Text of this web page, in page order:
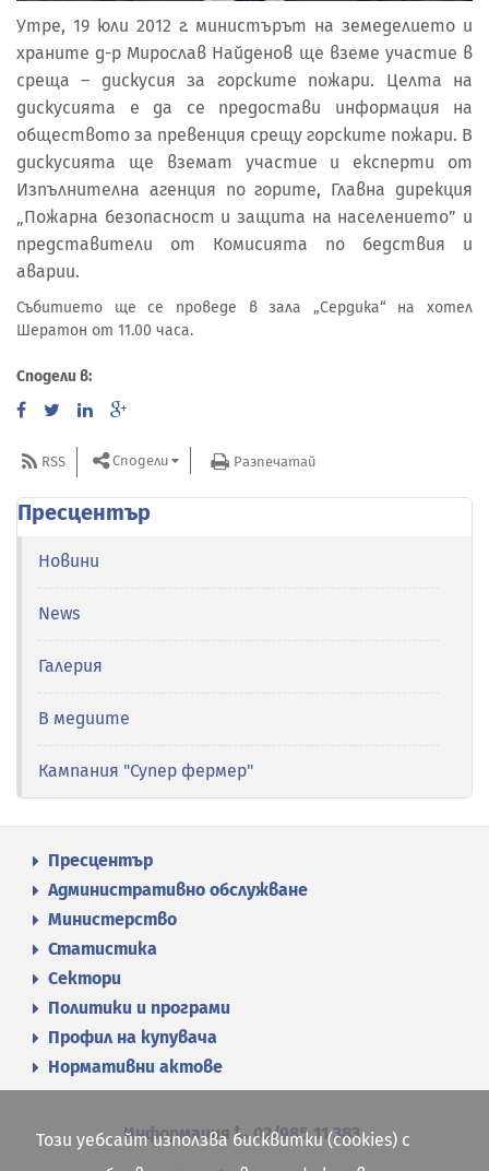
Утре, 19 юли 2012 г. министърът на земеделието и
храните д-р Мирослав Найденов ще вземе участие в
среща – дискусия за горските пожари. Целта на
дискусията е да се предостави информация на
обществото за превенция срещу горските пожари. В
дискусията ще вземат участие и експерти от
Изпълнителна агенция по горите, Главна дирекция
„Пожарна безопасност и защита на населението” и
представители от Комисията по бедствия и
аварии.
Събитието ще се проведе в зала „Сердика“ на хотел
Шератон от 11.00 часа.
Сподели в:
RSS Сподели Разпечатай
Пресцентър
Новини
News
Галерия
В медиите
Кампания "Супер фермер"
Пресцентър
Административно обслужване
Министерство
Статистика
Сектори
Политики и програми
Профил на купувача
Нормативни актове
Информация 02/985 11 383
Този уебсайт използва бисквитки (cookies) с